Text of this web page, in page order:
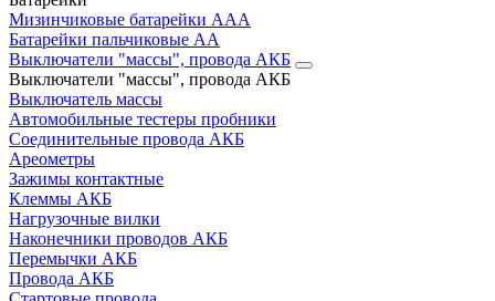
Мизинчиковые батарейки AAA
Батарейки пальчиковые АА
Выключатели "массы", провода АКБ
Выключатели "массы", провода АКБ
Выключатель массы
Автомобильные тестеры пробники
Соединительные провода АКБ
Ареометры
Зажимы контактные
Клеммы АКБ
Нагрузочные вилки
Наконечники проводов АКБ
Перемычки АКБ
Провода АКБ